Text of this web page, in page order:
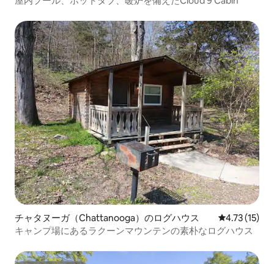
チャタヌーガ（Chattanooga）のログハウス レビュー15
4.73 (15)
キャンプ場にあるラクーンマウンテンの素朴なログハウス